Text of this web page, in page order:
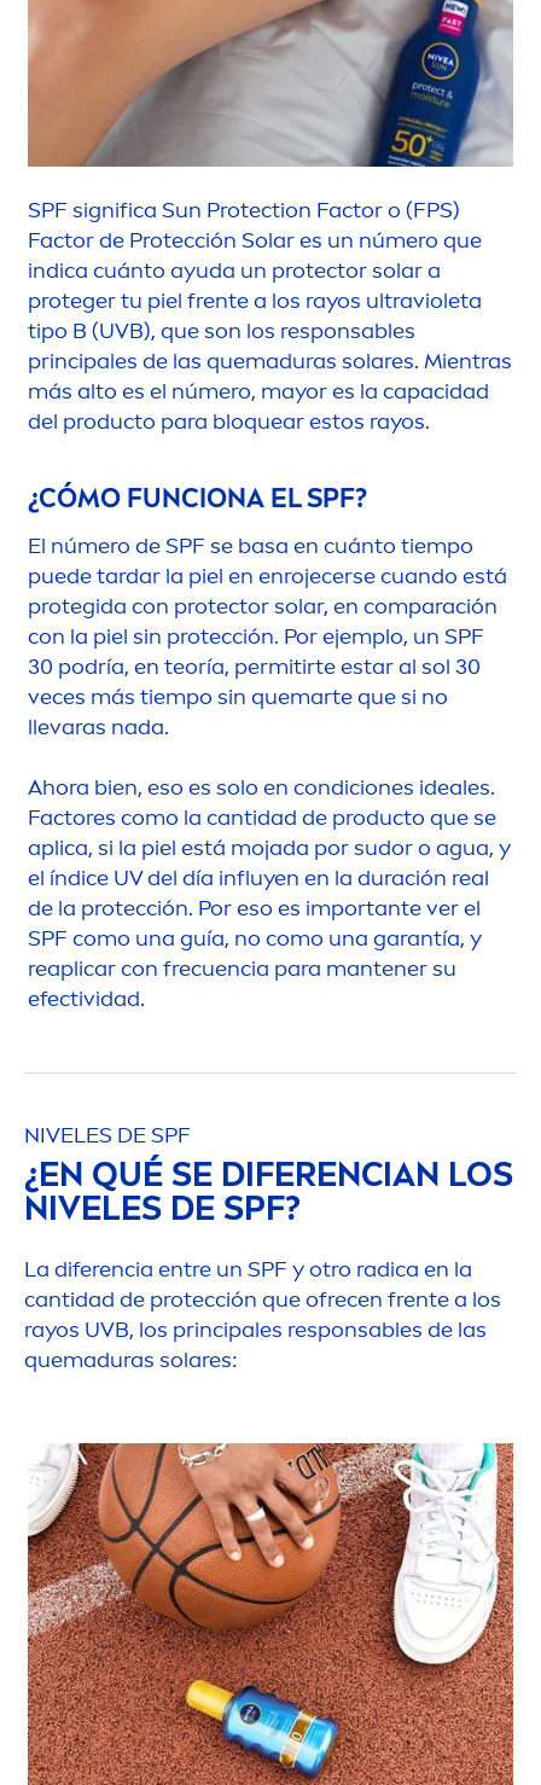
SPF significa Sun Protection Factor o (FPS)
Factor de Protección Solar es un número que
indica cuánto ayuda un protector solar a
proteger tu piel frente a los rayos ultravioleta
tipo B (UVB), que son los responsables
principales de las quemaduras solares. Mientras
más alto es el número, mayor es la capacidad
del producto para bloquear estos rayos.
¿CÓMO FUNCIONA EL SPF?
El número de SPF se basa en cuánto tiempo
puede tardar la piel en enrojecerse cuando está
protegida con protector solar, en comparación
con la piel sin protección. Por ejemplo, un SPF
30 podría, en teoría, permitirte estar al sol 30
veces más tiempo sin quemarte que si no
llevaras nada.
Ahora bien, eso es solo en condiciones ideales.
Factores como la cantidad de producto que se
aplica, si la piel está mojada por sudor o agua, y
el índice UV del día influyen en la duración real
de la protección. Por eso es importante ver el
SPF como una guía, no como una garantía, y
reaplicar con frecuencia para mantener su
efectividad.
NIVELES DE SPF
¿EN QUÉ SE DIFERENCIAN LOS
NIVELES DE SPF?
La diferencia entre un SPF y otro radica en la
cantidad de protección que ofrecen frente a los
rayos UVB, los principales responsables de las
quemaduras solares: